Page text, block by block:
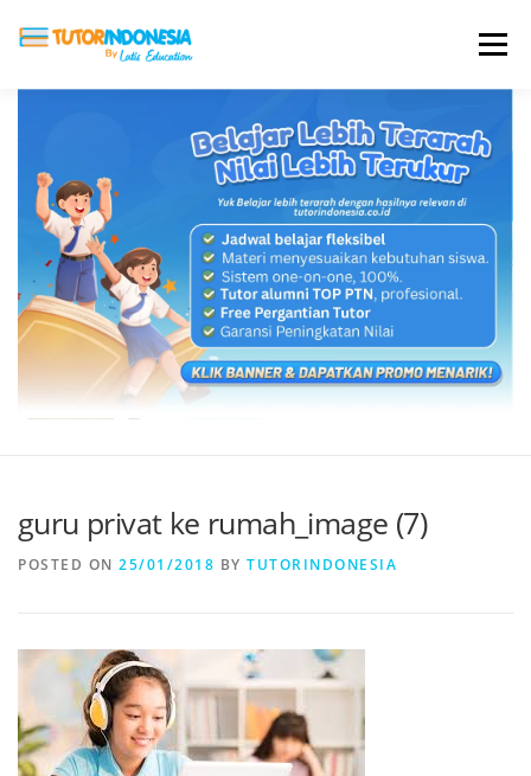
Menu
ABOUT US JADI PENGAJAR
BIAYA LES TESTIMONI PROFIL ALUMNI
BLOG DAFTAR SEKOLAH
guru privat ke rumah_image (7)
POSTED ON 25/01/2018 BY TUTORINDONESIA